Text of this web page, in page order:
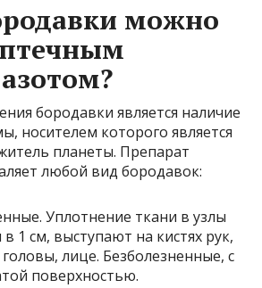
можно
бородавки является наличие
носителем которого является
планеты. Препарат
любой вид бородавок:
Уплотнение ткани в узлы
1 см, выступают на кистях рук,
лице. Безболезненные, с
поверхностью.